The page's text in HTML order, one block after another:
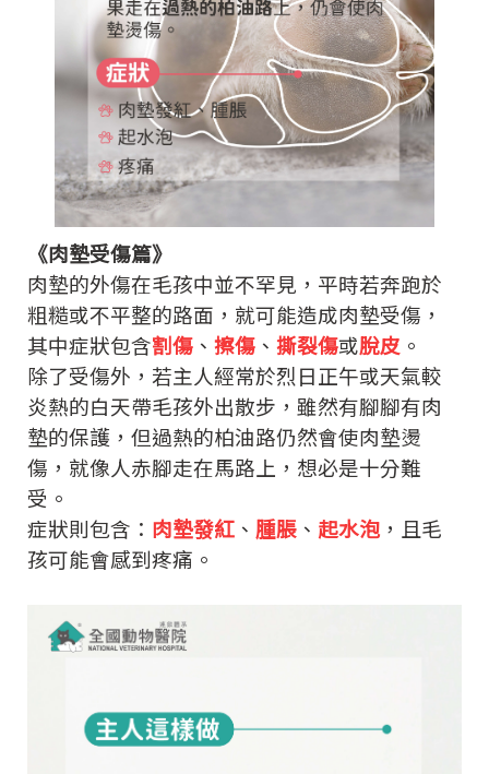
《肉墊受傷篇》
肉墊的外傷在毛孩中並不罕見，平時若奔跑於
粗糙或不平整的路面，就可能造成肉墊受傷，
其中症狀包含割傷 、 擦傷 、 撕裂傷或脫皮 。
除了受傷外，若主人經常於烈日正午或天氣較
炎熱的白天帶毛孩外出散步，雖然有腳腳有肉
墊的保護，但過熱的柏油路仍然會使肉墊燙
傷，就像人赤腳走在馬路上，想必是十分難
受。
症狀則包含： 肉墊發紅 、 腫脹 、 起水泡 ，且毛
孩可能會感到疼痛。